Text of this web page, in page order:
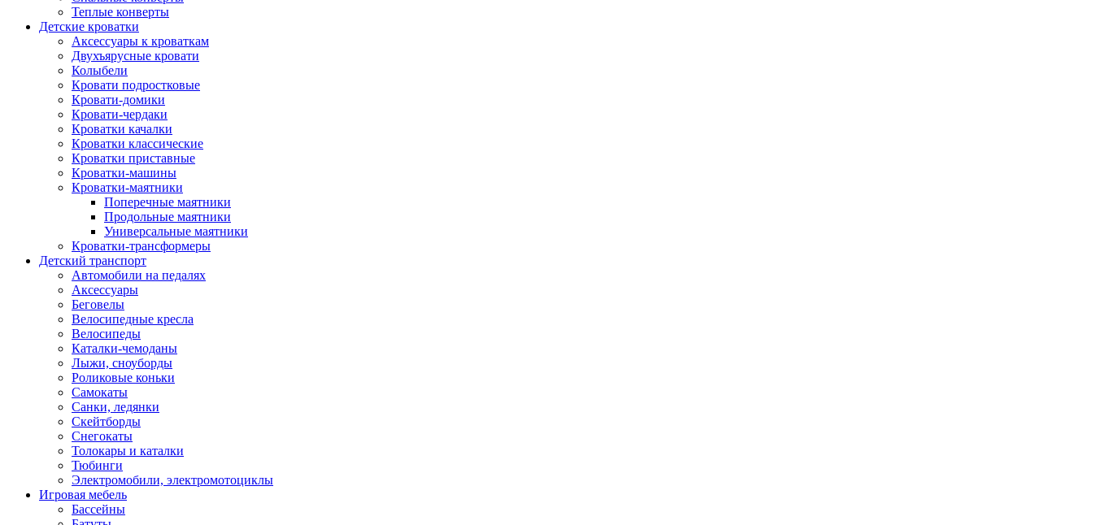
Теплые конверты
Детские кроватки
Аксессуары к кроваткам
Двухъярусные кровати
Колыбели
Кровати подростковые
Кровати-домики
Кровати-чердаки
Кроватки качалки
Кроватки классические
Кроватки приставные
Кроватки-машины
Кроватки-маятники
Поперечные маятники
Продольные маятники
Универсальные маятники
Кроватки-трансформеры
Детский транспорт
Автомобили на педалях
Аксессуары
Беговелы
Велосипедные кресла
Велосипеды
Каталки-чемоданы
Лыжи, сноуборды
Роликовые коньки
Самокаты
Санки, ледянки
Скейтборды
Снегокаты
Толокары и каталки
Тюбинги
Электромобили, электромотоциклы
Игровая мебель
Бассейны